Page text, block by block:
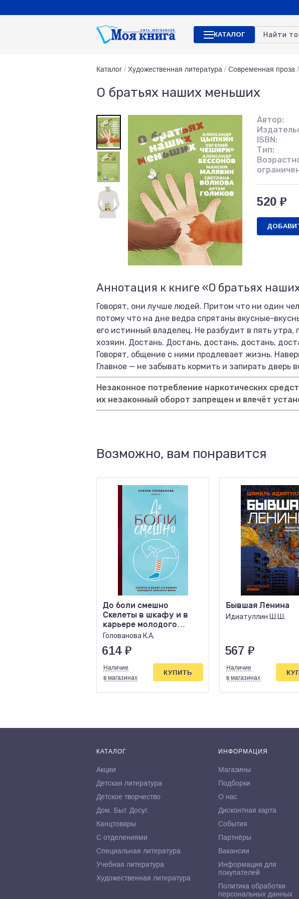
КАТАЛОГ
Каталог / Художественная литература / Современная проза /
О братьях наших меньших
Автор:
ISBN:
Тип:
520 ₽
Аннотация к книге «О братьях
Говорят, они лучше людей. Притом что ни один
потому что на дне ведра спрятаны вкусные-
его истинный владелец. Не разбудит в пять
хозяин. Достань. Достань, достань, достань,
Говорят, общение с ними продлевает жизнь.
Главное — не забывать кормить и запирать дверь
Незаконное потребление наркотических
их незаконный оборот запрещен и влечёт
Возможно, вам понравится
До боли смешно
Скелеты в шкафу и в
карьере молодого
земского врача
Голованова К.А.
614 ₽
Наличие
в магазинах
КУПИТЬ
Бывшая Ленина
Идиатуллин Ш.Ш.
567 ₽
Наличие
в магазинах
КАТАЛОГ
Акции
Детская литература
Детское творчество
Дом. Быт. Досуг.
Канцтовары
С отделениями
Специальная литература
Учебная литература
Художественная литература
ИНФОРМАЦИЯ
Магазины
Подборки
О нас
Дисконтная карта
События
Партнёры
Вакансии
Информация для
покупателей
Политика обработки
персональных данных